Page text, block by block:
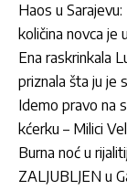
Haos u
količina novca je
Ena raskrinkala
priznala šta ju je
Idemo pravo na
kćerku – Milici
Burna noć u
ZALJUBLJEN u